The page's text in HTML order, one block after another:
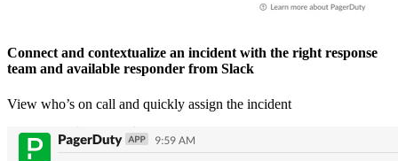
Connect and contextualize an incident with the right response
team and available responder from Slack
View who’s on call and quickly assign the incident